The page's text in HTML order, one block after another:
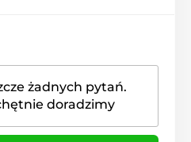
żadnych pytań.
doradzimy